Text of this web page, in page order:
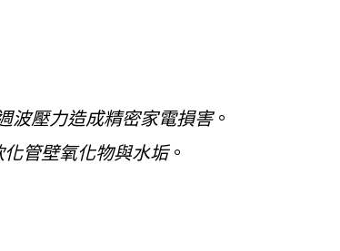
波壓力造成精密家電損害。
化管壁氧化物與水垢。